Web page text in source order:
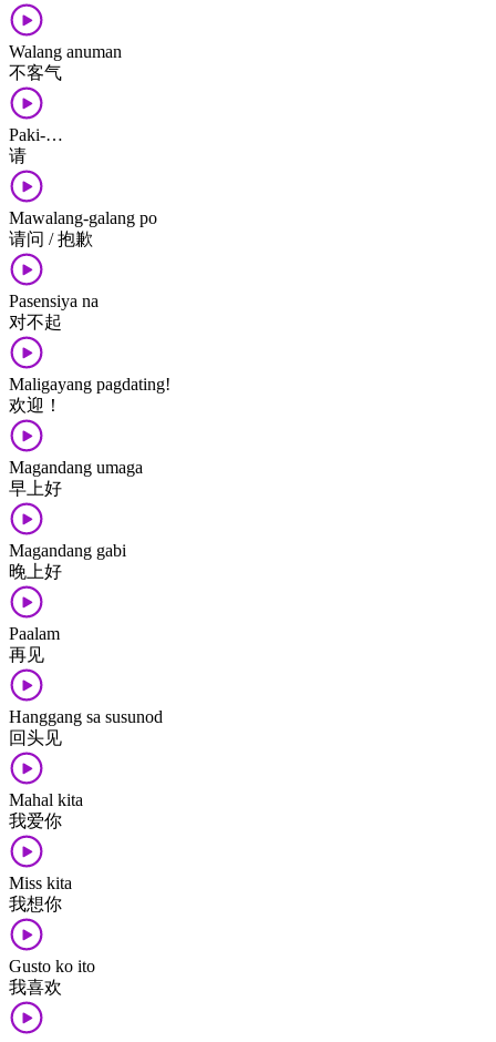
Walang anuman
不客气
Paki-…
请
Mawalang-galang po
请问 / 抱歉
Pasensiya na
对不起
Maligayang pagdating!
欢迎！
Magandang umaga
早上​好
Magandang gabi
晚上​好
Paalam
再见
Hanggang sa susunod
回头​见
Mahal kita
我​爱​你
Miss kita
我​想​你
Gusto ko ito
我​喜欢